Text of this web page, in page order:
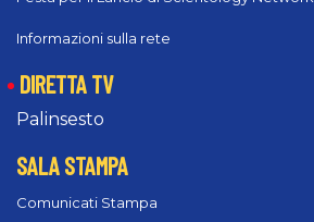
Informazioni sulla rete
DIRETTA TV
Palinsesto
SALA STAMPA
Comunicati Stampa